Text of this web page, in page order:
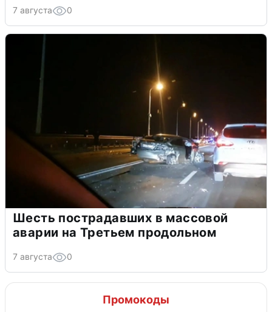
7 августа 0
Шесть пострадавших в массовой
аварии на Третьем продольном
7 августа 0
Промокоды